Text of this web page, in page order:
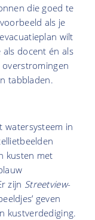
die goed te
als je
wilt
docent én als
tabbladen.
watersysteem in
kusten met
zijn Streetview-
geven
kustverdediging.